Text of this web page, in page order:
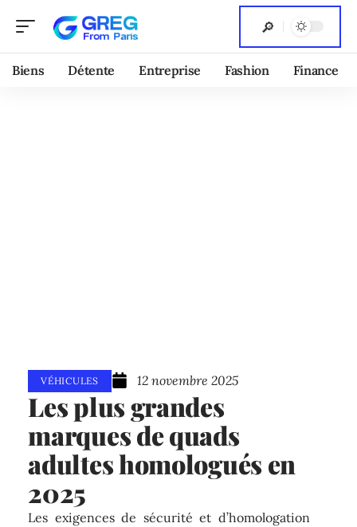
Biens Détente Entreprise Fashion Finance
VÉHICULES 12 novembre 2025
Les plus grandes
marques de quads
adultes homologués en
2025
Les exigences de sécurité et d’homologation